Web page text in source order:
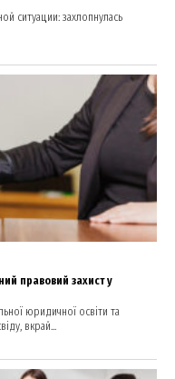
ситуации: захлопнулась
правовий захист у
юридичної освіти та
вкрай...